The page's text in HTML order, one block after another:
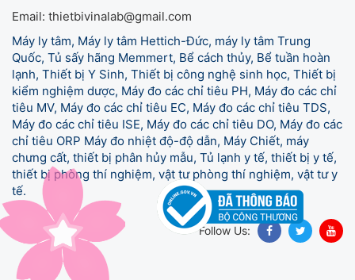
Email: thietbivinalab@gmail.com
Máy ly tâm, Máy ly tâm Hettich-Đức, máy ly tâm Trung
Quốc, Tủ sấy hãng Memmert, Bể cách thủy, Bể tuần hoàn
lạnh, Thiết bị Y Sinh, Thiết bị công nghệ sinh học, Thiết bị
kiểm nghiệm dược, Máy đo các chỉ tiêu PH, Máy đo các chỉ
tiêu MV, Máy đo các chỉ tiêu EC, Máy đo các chỉ tiêu TDS,
Máy đo các chỉ tiêu ISE, Máy đo các chỉ tiêu DO, Máy đo các
chỉ tiêu ORP Máy đo nhiệt độ-độ dẫn, Máy Chiết, máy
chưng cất, thiết bị phân hủy mẫu, Tủ lạnh y tế, thiết bị y tế,
thiết bị phòng thí nghiệm, vật tư phòng thí nghiệm, vật tư y
tế.
Follow Us: